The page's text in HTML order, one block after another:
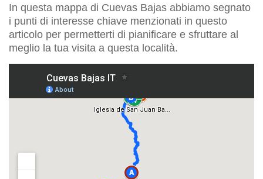
In questa mappa di Cuevas Bajas abbiamo segnato
i punti di interesse chiave menzionati in questo
articolo per permetterti di pianificare e sfruttare al
meglio la tua visita a questa località.